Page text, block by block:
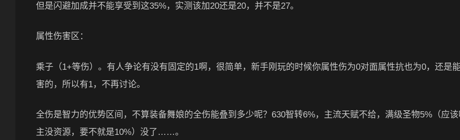
但是闪避加成并不能享受到这35%，实测该加20还是20，并不是27。
属性伤害区：
乘子（1+等伤）。有人争论有没有固定的1啊，很简单，新手刚玩的时候你属性伤为0对面属性抗也为0，还是
害的，所以有1，不再讨论。
全伤是智力的优势区间，不算装备舞娘的全伤能叠到多少呢？630智转6%，主流天赋不给，满级圣物5%（应
主没资源，要不就是10%）没了……。